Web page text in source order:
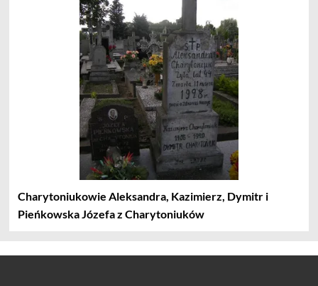
Charytoniukowie Aleksandra, Kazimierz, Dymitr i
Pieńkowska Józefa z Charytoniuków